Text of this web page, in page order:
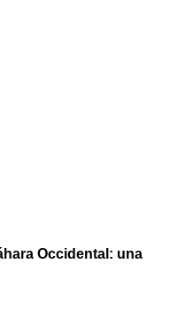
Occidental: una